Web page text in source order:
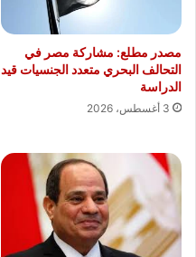
مصدر مطلع: مشاركة مصر في
التحالف البحري متعدد الجنسيات قيد
الدراسة
3 أغسطس، 2026